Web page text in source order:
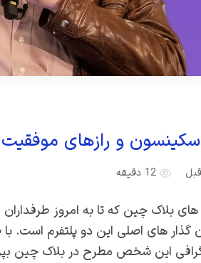
و رازهای
12 دقیقه
بلاک چین که تا به امروز
گذار های اصلی این دو پلتفرم است.
این شخص مطرح در بلاک چین